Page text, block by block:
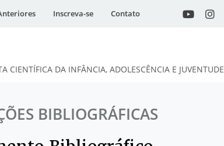
Inscreva-se Contato
CIENTÍFICA DA INFÂNCIA, ADOLESCÊNCIA E JUVENTUDE
BIBLIOGRÁFICAS